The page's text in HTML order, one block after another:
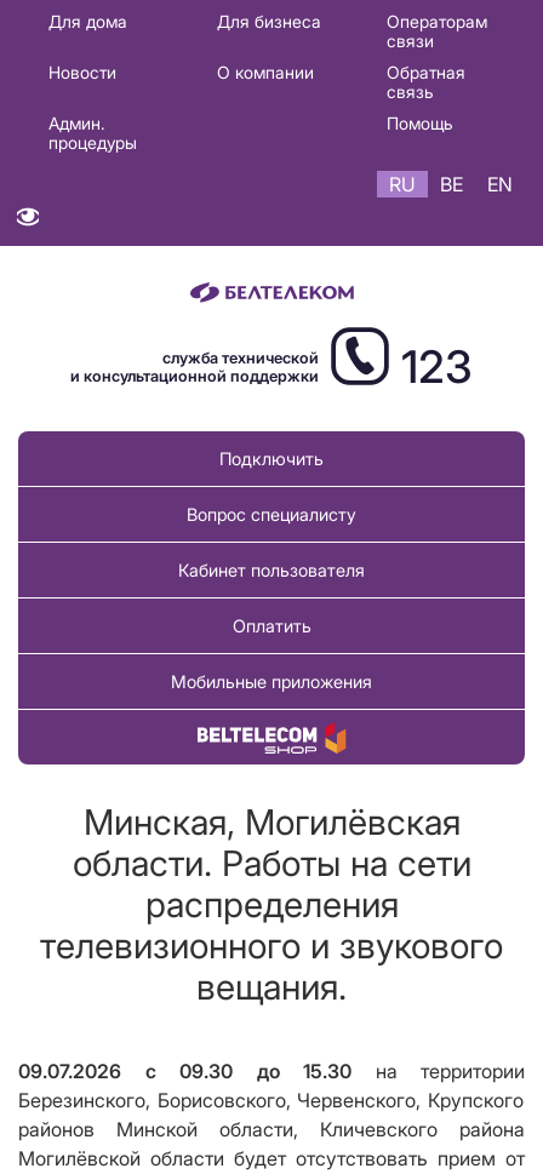
Основная
навигация
Для дома Для бизнеса
Операторам
связи
Новости
О компании
Обратная
связь
Админ.
процедуры
Помощь
RU BE EN
служба технической
и консультационной поддержки
123
Подключить
Вопрос специалисту
Кабинет пользователя
Оплатить
Мобильные приложения
Купить товар
Минская, Могилёвская
области. Работы на сети
распределения
телевизионного и звукового
вещания.
09.07.2026 c 09.30 до 15.30 на территории
Березинского, Борисовского, Червенского, Крупского
районов Минской области, Кличевского района
Могилёвской области будет отсутствовать прием от